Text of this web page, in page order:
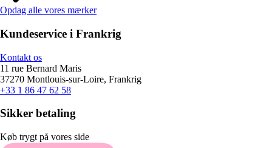
Opdag alle vores mærker
Kundeservice i Frankrig
Kontakt os
11 rue Bernard Maris
37270 Montlouis-sur-Loire, Frankrig
+33 1 86 47 62 58
Sikker betaling
Køb trygt på vores side